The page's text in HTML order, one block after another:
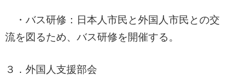
・バス研修：日本人市民と外国人市民との交
流を図るため、バス研修を開催する。
３．外国人支援部会